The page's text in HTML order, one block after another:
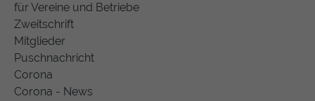
für Vereine und Betriebe
Zweitschrift
Mitglieder
Puschnachricht
Corona
Corona - News